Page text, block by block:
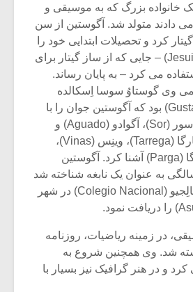
خانواده بزرگ که به موسیقی و
می دادند متولد شد. آگوستین از سن
کرد و تحصیلات ابتدایی خود را
در مدرسه جِزُویتْ (Jesuit) – جایی که از ساز گیتار برای
می کرد – به پایان رساند.
وی گوستاوُ سوسا اِسکالده
(Gustavo Sosa Escalda) بود که آگوستین جوان را با
روش های نوازندگی سور (Sor)، آگوادو (Aguado) و
همچنین قطعاتی از تارگا (Tarrega)، وینِس (Vinas)،
آرکِس (Arcas) و پارگا (Parga) آشنا کرد. آگوستین
در سن ۱۳ سالگی به عنوان یک نابغه شناخته شد
و بورسیه ناسیونال کالِجیو (Colegio Nacional) در شهر
در زمینه ریاضیات، روزنامه
شد. وی همچنین شروع به
و در هنر گرافیک نیز بسیار با